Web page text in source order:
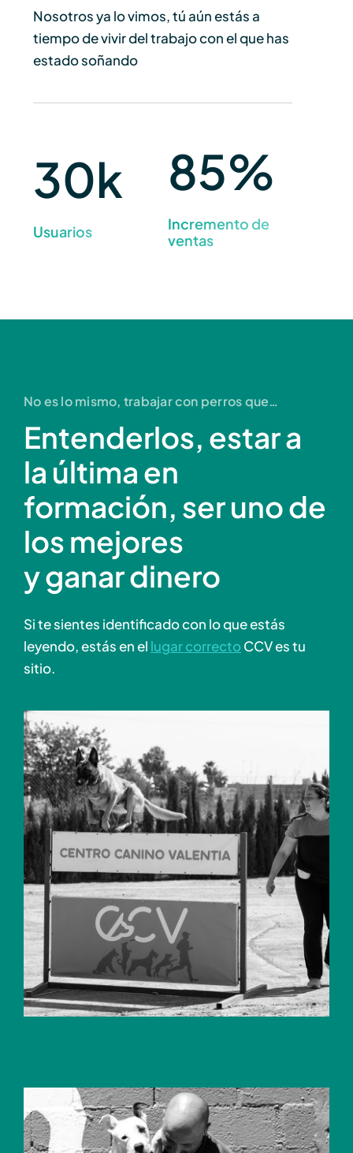
Nosotros ya lo vimos, tú aún estás a
tiempo de vivir del trabajo con el que has
estado soñando
30k
Usuarios
85%
Incremento de
ventas
No es lo mismo, trabajar con perros que…
Entenderlos, estar a
la última en
formación, ser uno de
los mejores
y ganar dinero
Si te sientes identificado con lo que estás
leyendo, estás en el lugar correcto CCV es tu
sitio.